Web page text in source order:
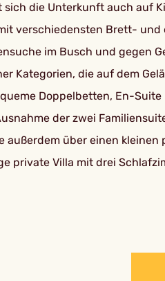
die Unterkunft auch auf
verschiedensten Brett-
im Busch und gegen
Kategorien, die auf dem
Doppelbetten, En-
der zwei
über einen kleinen
private Villa mit drei